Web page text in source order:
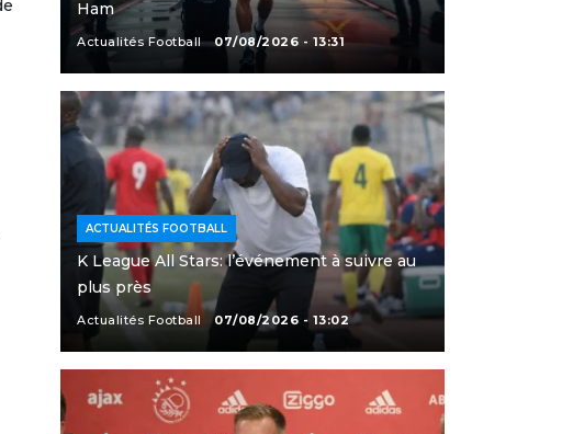
Ham
Actualités Football 07/08/2026 - 13:31
ACTUALITÉS FOOTBALL
K League All Stars: l’événement à suivre au
plus près
Actualités Football 07/08/2026 - 13:02